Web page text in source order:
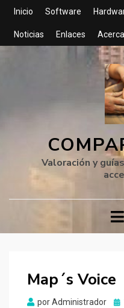
Inicio Software
Noticias Enlaces
Valoración y
Map´s Voice
porAdministrador